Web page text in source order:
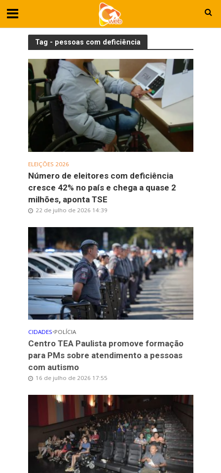
Tag - pessoas com deficiência
ELEIÇÕES 2026
Número de eleitores com deficiência
cresce 42% no país e chega a quase 2
milhões, aponta TSE
22 de julho de 2026 14:39
CIDADES•POLÍCIA
Centro TEA Paulista promove formação
para PMs sobre atendimento a pessoas
com autismo
16 de julho de 2026 17:55